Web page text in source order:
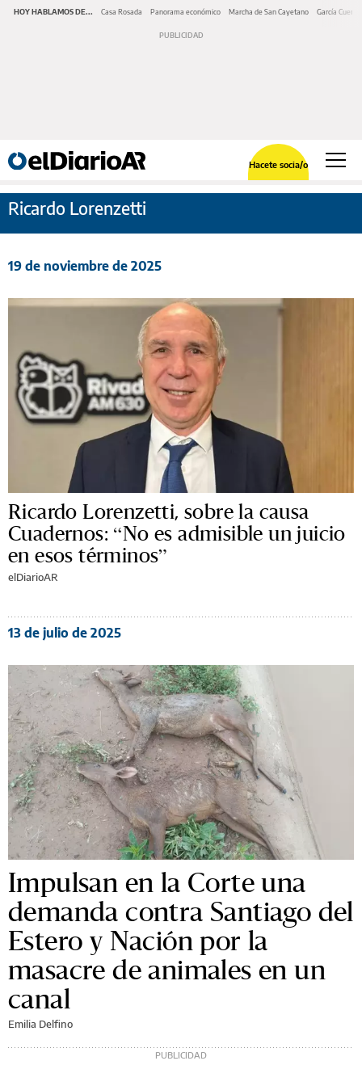
HOY HABLAMOS DE... Casa Rosada Panorama económico Marcha de San Cayetano García Cuerva
Hacete socia/o
Ricardo Lorenzetti
19 de noviembre de 2025
Ricardo Lorenzetti, sobre la causa
Cuadernos: “No es admisible un juicio
en esos términos”
elDiarioAR
13 de julio de 2025
Impulsan en la Corte una
demanda contra Santiago del
Estero y Nación por la
masacre de animales en un
canal
Emilia Delfino